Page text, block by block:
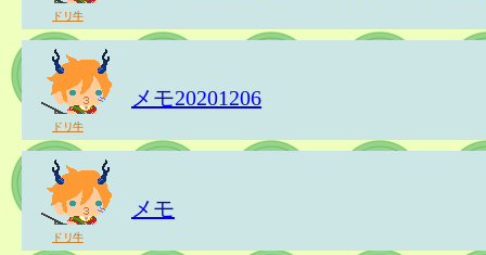
ドリ牛
メモ20201206
ドリ牛
メモ
ドリ牛